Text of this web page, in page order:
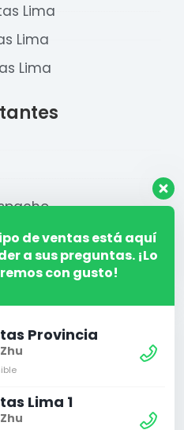
Lima
Lima
Lima
2/
de ventas está aquí
a sus preguntas. ¡Lo
con gusto!
Provincia
Lima 1